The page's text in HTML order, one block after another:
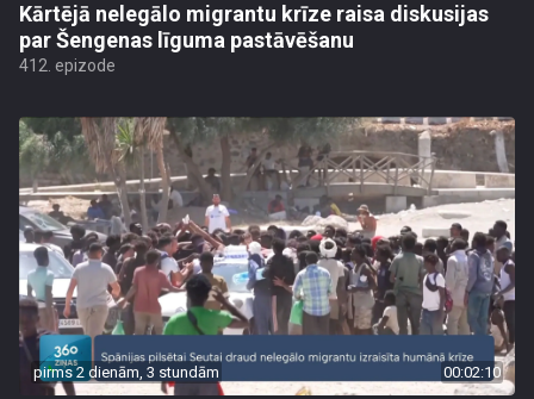
Kārtējā nelegālo migrantu krīze raisa diskusijas
par Šengenas līguma pastāvēšanu
412. epizode
pirms 2 dienām, 3 stundām 00:02:10